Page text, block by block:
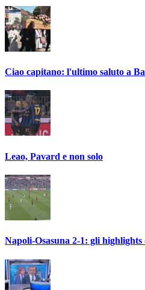
Ciao capitano: l'ultimo saluto a
Leao, Pavard e non solo
Napoli-Osasuna 2-1: gli highlights